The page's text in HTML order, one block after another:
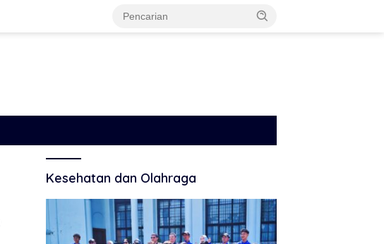
Kesehatan dan Olahraga